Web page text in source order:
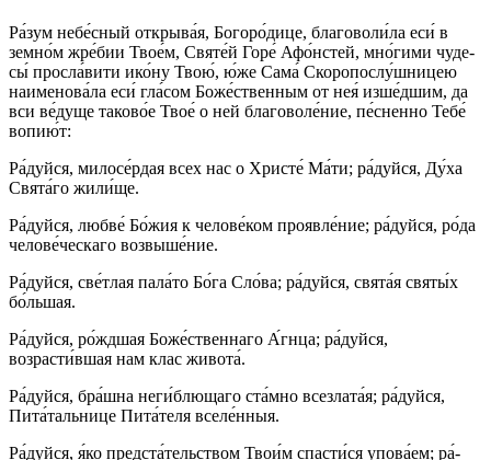
Ра́­зум не­бе́с­ный открыва́я, Бо­го­ро́­ди­це, бла­го­во­ли́­ла еси́ в
земно́м жре́бии Тво­е́м, Свя­те́й Го­ре́ Афо́нстей, мно́­ги­ми чу­де­
сы́ просла́вити ико́­ну Твою́, ю́же Сама́ Скоропослу́шницею
наименова́ла еси́ гла́сом Боже́ственным от нея́ изше́дшим, да
вси ве́­ду­ще та­ко­во́е Твое́ о ней благоволе́ние, пе́сненно Те­бе́
во­пи­ю́т:
Ра́­дуй­ся, ми­ло­се́р­дая всех нас о Хрис­те́ Ма́­ти; ра́­дуй­ся, Ду́­ха
Свя­та́­го жи­ли́­ще.
Ра́­дуй­ся, люб­ве́ Бо́­жия к че­ло­ве́­ком проявле́ние; ра́­дуй­ся, ро́­да
че­ло­ве́­чес­ка­го возвыше́ние.
Ра́­дуй­ся, све́т­лая па­ла́­то Бо́­га Сло́ва; ра́­дуй­ся, свя­та́я свя­ты́х
бо́льшая.
Ра́­дуй­ся, ро́жд­шая Бо­же́ст­вен­на­го А́гнца; ра́­дуй­ся,
возрасти́вшая нам клас жи­во­та́.
Ра́­дуй­ся, бра́шна неги́блющаго ста́мно всезлата́я; ра́­дуй­ся,
Пита́тальнице Пита́теля вселе́нныя.
Ра́­дуй­ся, я́ко пред­ста́­тель­ством Тво­и́м спас­ти́­ся упо­ва́­ем; ра́­